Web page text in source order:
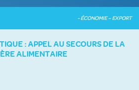
- ÉCONOMIE – EXPORT
: APPEL AU SECOURS DE LA
ALIMENTAIRE